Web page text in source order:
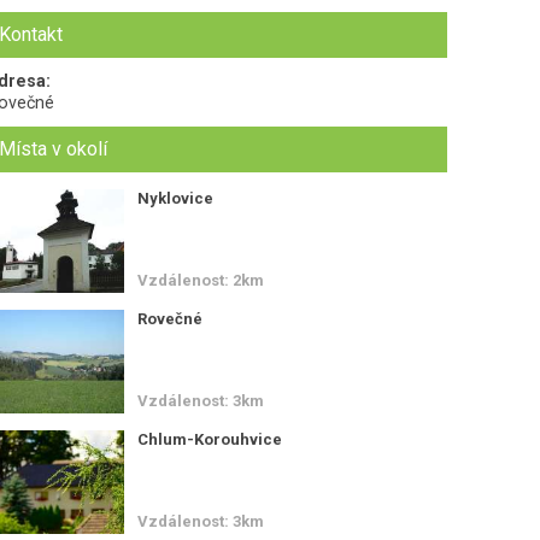
v okolí
Nyklovice
Vzdálenost: 2km
Rovečné
Vzdálenost: 3km
Chlum-Korouhvice
Vzdálenost: 3km